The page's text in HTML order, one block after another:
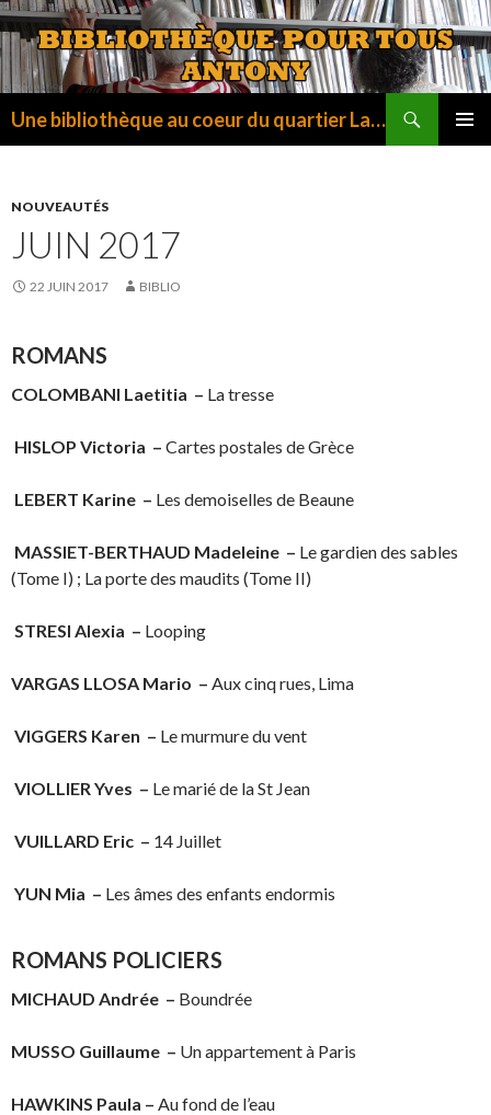
Une bibliothèque au coeur du quartier La Fontaine
NOUVEAUTÉS
JUIN 2017
22 JUIN 2017 BIBLIO
ROMANS
COLOMBANI Laetitia – La tresse
HISLOP Victoria – Cartes postales de Grèce
LEBERT Karine – Les demoiselles de Beaune
MASSIET-BERTHAUD Madeleine – Le gardien des sables
(Tome I) ; La porte des maudits (Tome II)
STRESI Alexia – Looping
VARGAS LLOSA Mario – Aux cinq rues, Lima
VIGGERS Karen – Le murmure du vent
VIOLLIER Yves – Le marié de la St Jean
VUILLARD Eric – 14 Juillet
YUN Mia – Les âmes des enfants endormis
ROMANS POLICIERS
MICHAUD Andrée – Boundrée
MUSSO Guillaume – Un appartement à Paris
HAWKINS Paula – Au fond de l’eau